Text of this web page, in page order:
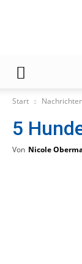
Start
5
Von Nicole